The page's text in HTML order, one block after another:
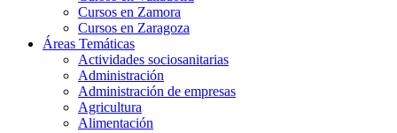
Cursos en Zamora
Cursos en Zaragoza
Áreas Temáticas
Actividades sociosanitarias
Administración
Administración de empresas
Agricultura
Alimentación